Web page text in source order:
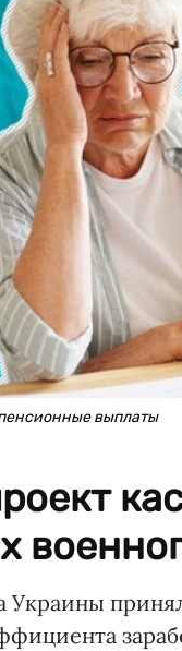
выплаты
Украины